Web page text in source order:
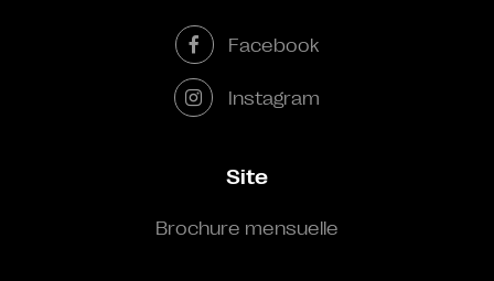
Facebook
Instagram
Site
Brochure mensuelle